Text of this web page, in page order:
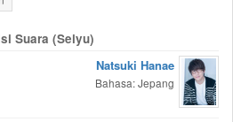
Suara (Seiyu)
Natsuki Hanae
Bahasa: Jepang